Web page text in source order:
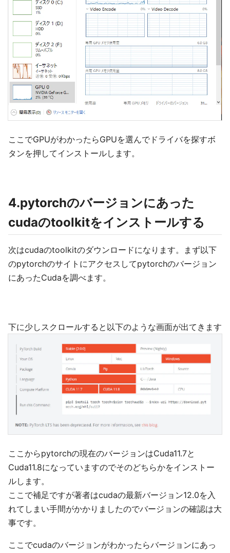
ここでGPUがわかったらGPUを選んでドライバを探すボ
タンを押してインストールします。
4.pytorchのバージョンにあった
cudaのtoolkitをインストールする
次はcudaのtoolkitのダウンロードになります。まず以下
のpytorchのサイトにアクセスしてpytorchのバージョン
にあったCudaを調べます。
下に少しスクロールすると以下のような画面が出てきます
ここからpytorchの現在のバージョンはCuda11.7と
Cuda11.8になっていますのでそのどちらかをインストー
ルします。
ここで補足ですが著者はcudaの最新バージョン12.0を入
れてしまい手間がかかりましたのでバージョンの確認は大
事です。
ここでcudaのバージョンがわかったらバージョンにあっ